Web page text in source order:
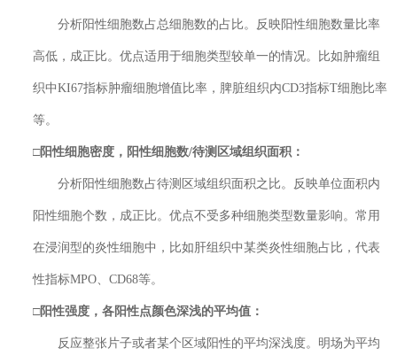
分析阳性细胞数占总细胞数的占比。反映阳性细胞数量比率
高低，成正比。优点适用于细胞类型较单一的情况。比如肿瘤组
织中KI67指标肿瘤细胞增值比率，脾脏组织内CD3指标T细胞比率
等。
□阳性细胞密度 ，阳性细胞数/待测区域组织面积 ：
分析阳性细胞数占待测区域组织面积之比。反映单位面积内
阳性细胞个数，成正比。优点不受多种细胞类型数量影响。常用
在浸润型的炎性细胞中，比如肝组织中某类炎性细胞占比，代表
性指标MPO、CD68等。
□阳性强度 ，各阳性点颜色深浅的平均值：
反应整张片子或者某个区域阳性的平均深浅度。明场为平均